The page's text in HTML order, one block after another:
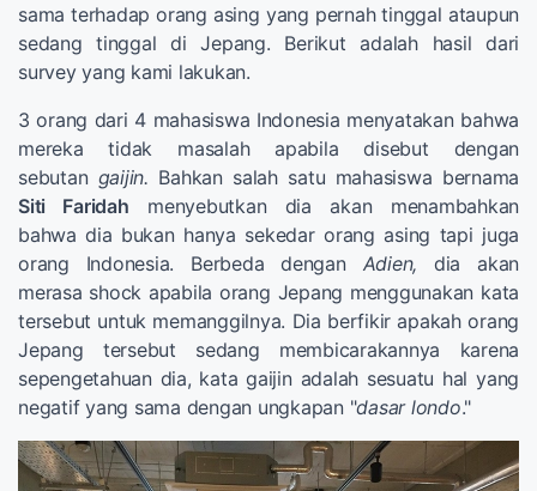
sama terhadap orang asing yang pernah tinggal ataupun
sedang tinggal di Jepang. Berikut adalah hasil dari
survey yang kami lakukan.
3 orang dari 4 mahasiswa Indonesia menyatakan bahwa
mereka tidak masalah apabila disebut dengan
sebutan gaijin. Bahkan salah satu mahasiswa bernama
Siti Faridah menyebutkan dia akan menambahkan
bahwa dia bukan hanya sekedar orang asing tapi juga
orang Indonesia. Berbeda dengan Adien, dia akan
merasa shock apabila orang Jepang menggunakan kata
tersebut untuk memanggilnya. Dia berfikir apakah orang
Jepang tersebut sedang membicarakannya karena
sepengetahuan dia, kata gaijin adalah sesuatu hal yang
negatif yang sama dengan ungkapan "dasar londo."